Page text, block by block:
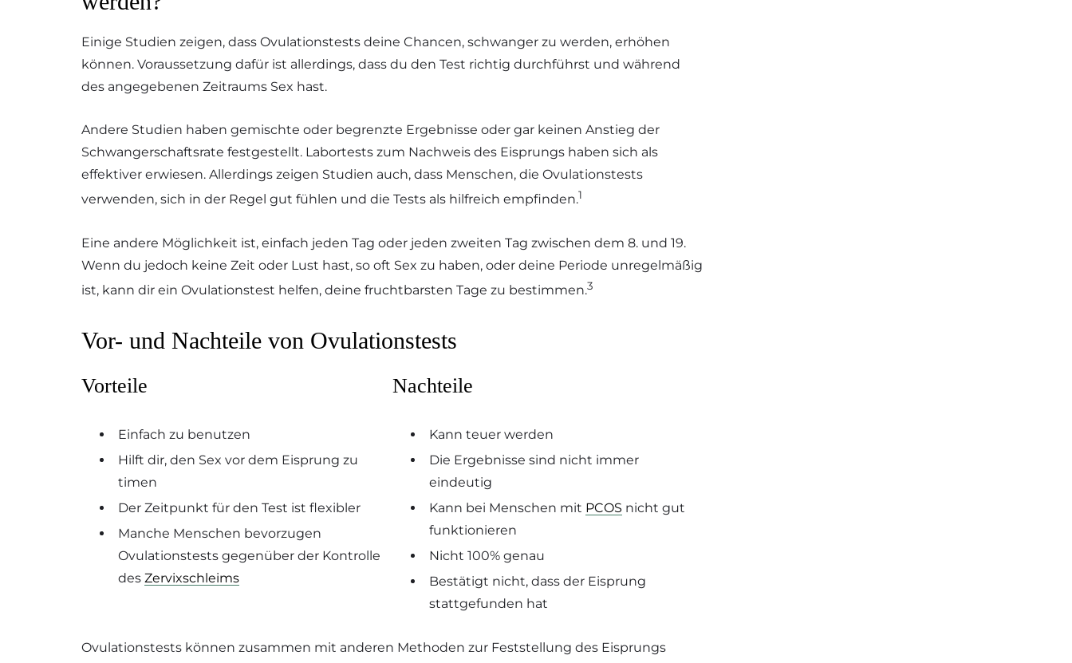
Einige Studien zeigen, dass Ovulationstests deine Chancen, schwanger zu werden, erhöhen
können. Voraussetzung dafür ist allerdings, dass du den Test richtig durchführst und während
des angegebenen Zeitraums Sex hast.
Andere Studien haben gemischte oder begrenzte Ergebnisse oder gar keinen Anstieg der
Schwangerschaftsrate festgestellt. Labortests zum Nachweis des Eisprungs haben sich als
effektiver erwiesen. Allerdings zeigen Studien auch, dass Menschen, die Ovulationstests
verwenden, sich in der Regel gut fühlen und die Tests als hilfreich empfinden.1
Eine andere Möglichkeit ist, einfach jeden Tag oder jeden zweiten Tag zwischen dem 8. und 19.
Wenn du jedoch keine Zeit oder Lust hast, so oft Sex zu haben, oder deine Periode unregelmäßig
ist, kann dir ein Ovulationstest helfen, deine fruchtbarsten Tage zu bestimmen.3
Vor- und Nachteile von Ovulationstests
Vorteile
Einfach zu benutzen
Hilft dir, den Sex vor dem Eisprung zu
timen
Der Zeitpunkt für den Test ist flexibler
Manche Menschen bevorzugen
Ovulationstests gegenüber der Kontrolle
des Zervixschleims
Nachteile
Kann teuer werden
Die Ergebnisse sind nicht immer
eindeutig
Kann bei Menschen mit PCOS nicht gut
funktionieren
Nicht 100% genau
Bestätigt nicht, dass der Eisprung
stattgefunden hat
Ovulationstests können zusammen mit anderen Methoden zur Feststellung des Eisprungs